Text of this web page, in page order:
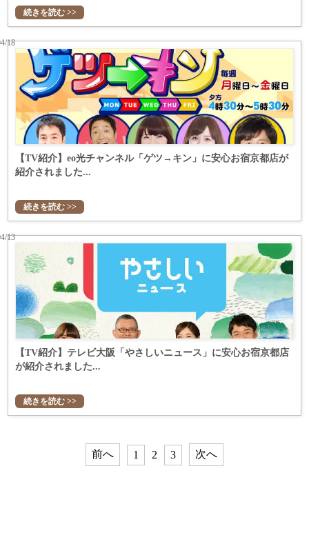
続きを読む >>
【TV紹介】eo光チャンネル「ゲツ→キン」に安心お宿京都店が
紹介されました...
18
続きを読む >>
【TV紹介】テレビ大阪「やさしいニュース」に安心お宿京都店
が紹介されました...
13
続きを読む >>
前へ 1 2 3 次へ